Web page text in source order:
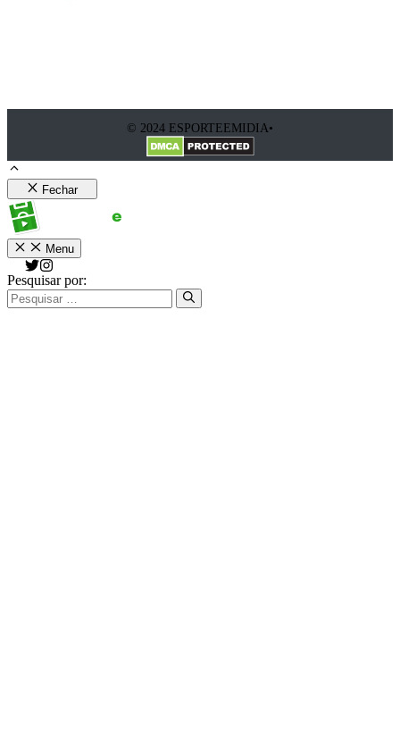
© 2024 ESPORTEEMIDIA•
Fechar
Menu
Pesquisar por: